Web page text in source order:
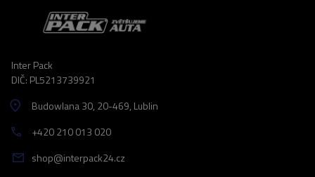
Inter Pack
DIČ: PL5213739921
Budowlana 30, 20-469, Lublin
+420 210 013 020
shop@interpack24.cz